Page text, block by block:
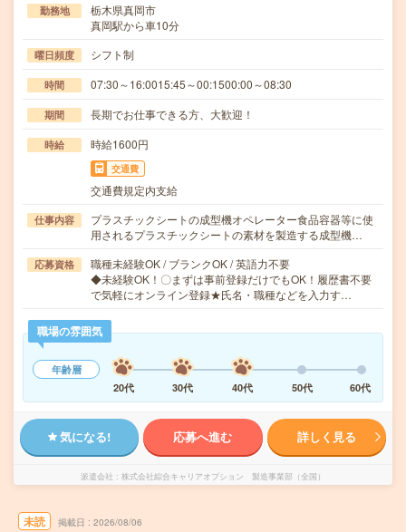
勤務地
栃木県真岡市
真岡駅から車10分
曜日頻度 シフト制
時間 07:30～16:0015:45～00:1500:00～08:30
期間 長期でお仕事できる方、大歓迎！
時給 時給1600円
交通費
交通費規定内支給
仕事内容
プラスチックシートの成型機オペレーター食品容器等に使
用されるプラスチックシートの素材を製造する成型機…
応募資格
職種未経験OK / ブランクOK / 英語力不要
◆未経験OK！〇まずは事前登録だけでもOK！履歴書不要
で気軽にオンライン登録★氏名・職種などを入力す…
職場の雰囲気
年齢層
20代
30代 40代 50代 60代
気になる! 応募へ進む 詳しく見る
派遣会社 株式会社綜合キャリアオプション 製造事業部（全国）
未読 掲載日 2026/08/06